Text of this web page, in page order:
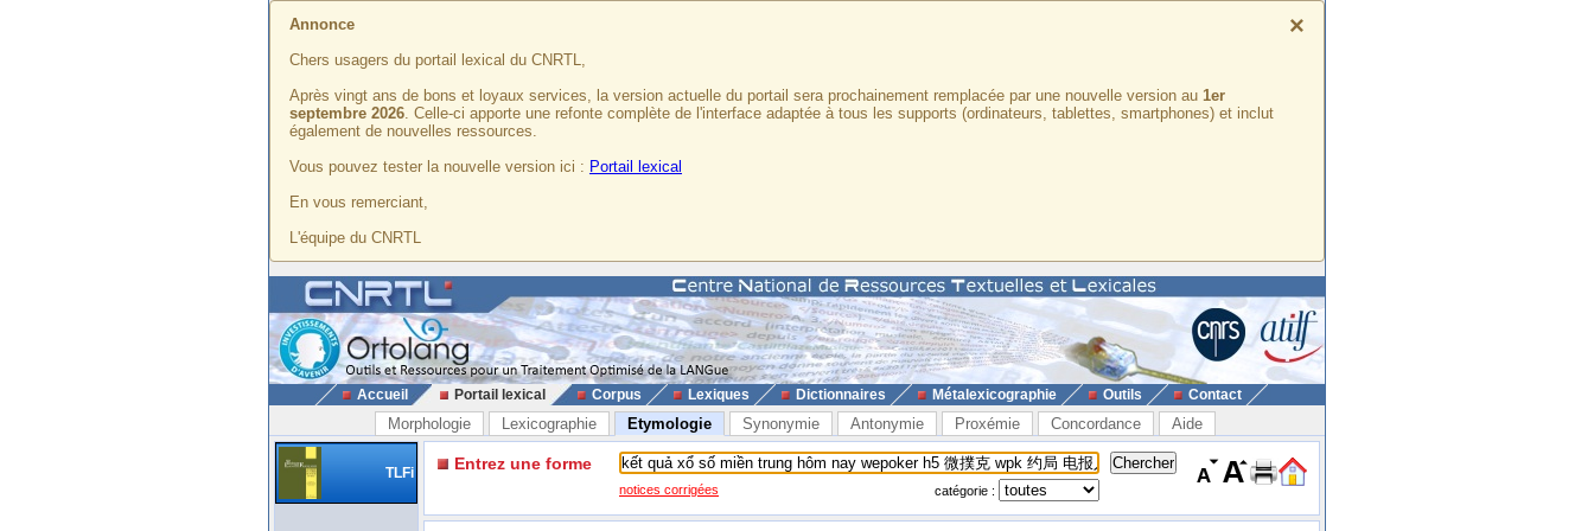
×
Annonce
Chers usagers du portail lexical du CNRTL,
Après vingt ans de bons et loyaux services, la version actuelle du portail sera prochainement remplacée par une nouvelle version au 1er
septembre 2026. Celle-ci apporte une refonte complète de l'interface adaptée à tous les supports (ordinateurs, tablettes, smartphones) et inclut
également de nouvelles ressources.
Vous pouvez tester la nouvelle version ici : Portail lexical
En vous remerciant,
L'équipe du CNRTL
Accueil Portail lexical Corpus Lexiques Dictionnaires Métalexicographie Outils Contact
Morphologie Lexicographie Etymologie Synonymie Antonymie Proxémie Concordance Aide
TLFi Entrez une forme
notices corrigées catégorie :